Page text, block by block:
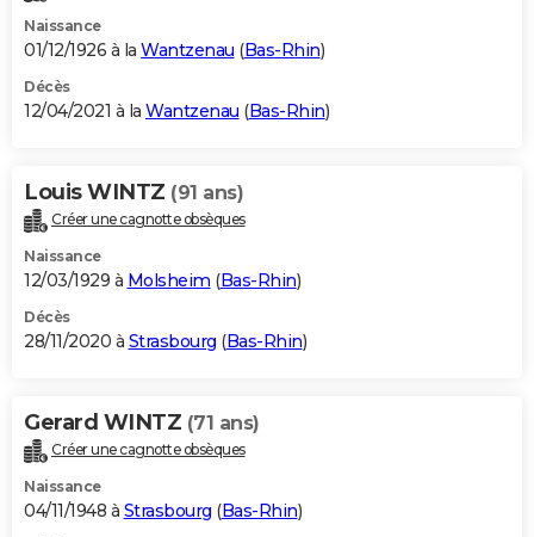
Naissance
01/12/1926 à la Wantzenau (Bas-Rhin)
Décès
12/04/2021 à la Wantzenau (Bas-Rhin)
Louis WINTZ (91 ans)
Créer une cagnotte obsèques
Naissance
12/03/1929 à Molsheim (Bas-Rhin)
Décès
28/11/2020 à Strasbourg (Bas-Rhin)
Gerard WINTZ (71 ans)
Créer une cagnotte obsèques
Naissance
04/11/1948 à Strasbourg (Bas-Rhin)